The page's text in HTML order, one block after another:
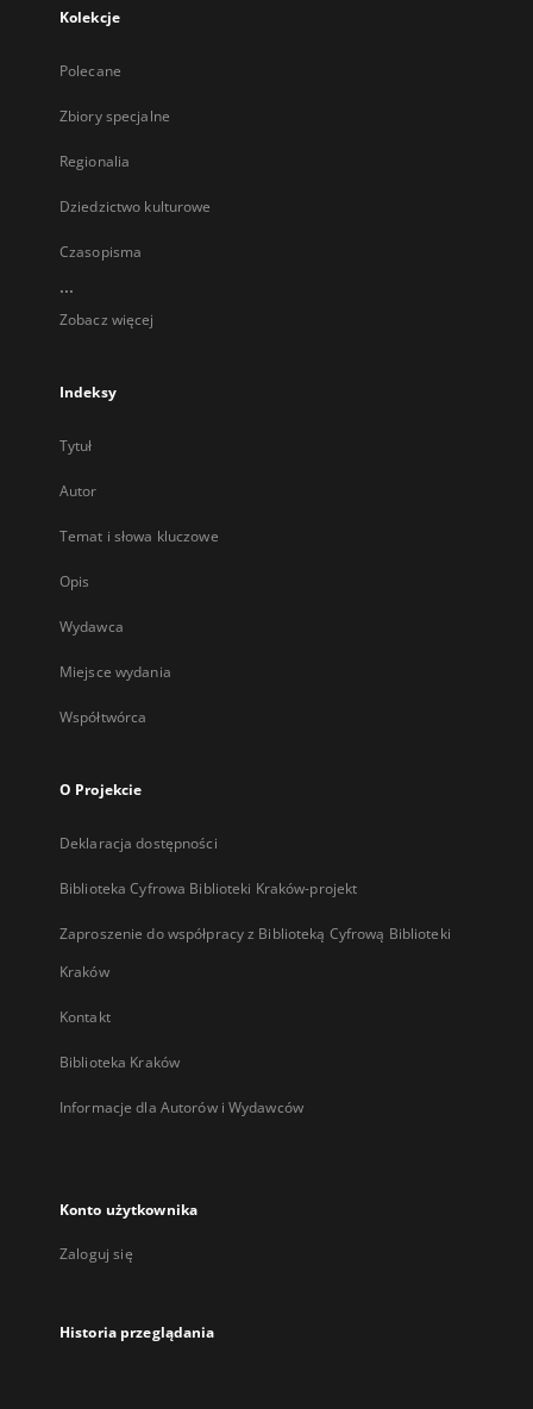
Kolekcje
Polecane
Zbiory specjalne
Regionalia
Dziedzictwo kulturowe
Czasopisma
...
Zobacz więcej
Indeksy
Tytuł
Autor
Temat i słowa kluczowe
Opis
Wydawca
Miejsce wydania
Współtwórca
O Projekcie
Deklaracja dostępności
Biblioteka Cyfrowa Biblioteki Kraków-projekt
Zaproszenie do współpracy z Biblioteką Cyfrową Biblioteki
Kraków
Kontakt
Biblioteka Kraków
Informacje dla Autorów i Wydawców
Konto użytkownika
Zaloguj się
Historia przeglądania